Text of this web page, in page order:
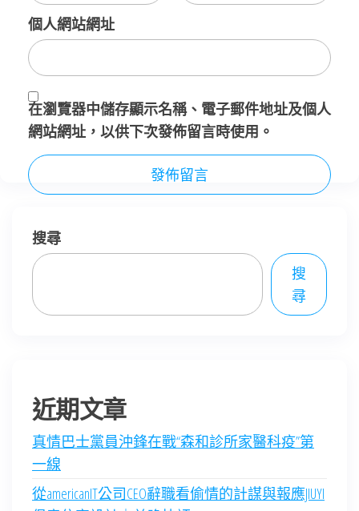
個人網站網址
在瀏覽器中儲存顯示名稱、電子郵件地址及個人
網站網址，以供下次發佈留言時使用。
搜尋
搜
尋
近期文章
真情巴士黨員沖鋒在戰“森和診所家醫科疫”第
一線
從americanIT公司CEO辭職看偷情的計謀與報應JIUYI